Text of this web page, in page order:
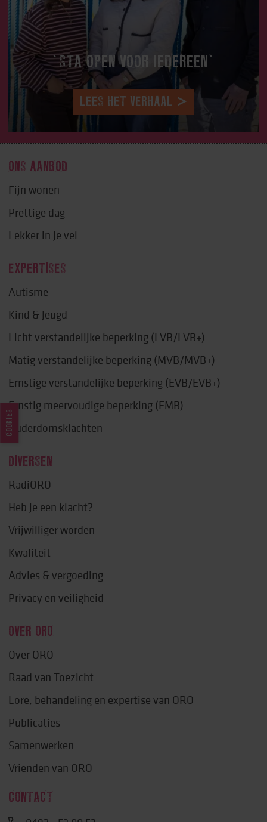
‘STA OPEN VOOR IEDEREEN’
LEES HET VERHAAL
ONS AANBOD
Fijn wonen
Prettige dag
Lekker in je vel
EXPERTISES
Autisme
Kind & Jeugd
Licht verstandelijke beperking (LVB/LVB+)
Matig verstandelijke beperking (MVB/MVB+)
Ernstige verstandelijke beperking (EVB/EVB+)
Ernstig meervoudige beperking (EMB)
Ouderdomsklachten
DIVERSEN
RadiORO
Heb je een klacht?
Vrijwilliger worden
Kwaliteit
Advies & vergoeding
Privacy en veiligheid
OVER ORO
Over ORO
Raad van Toezicht
Lore, behandeling en expertise van ORO
Publicaties
Samenwerken
Vrienden van ORO
CONTACT
COOKIES